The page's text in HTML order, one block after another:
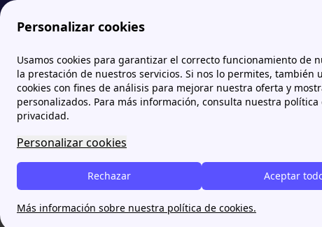
Personalizar cookies
Usamos cookies para garantizar el correcto funcionamiento de
la prestación de nuestros servicios. Si nos lo permites, también
cookies con fines de análisis para mejorar nuestra oferta y
personalizados. Para más información, consulta nuestra política
privacidad.
Personalizar cookies
Aceptar
Rechazar
Más información sobre nuestra política de cookies.
Papernest.es MoreEndesa X Me han cobrado Endesa X:
¿Necesitas ayuda?
¡Te Llamamos!
Me
Endesa